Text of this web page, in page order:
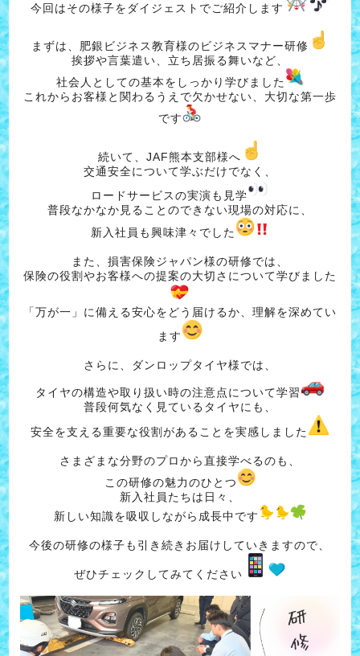
今回はその様子をダイジェストでご紹介します
まずは、肥銀ビジネス教育様のビジネスマナー研修
挨拶や言葉遣い、立ち居振る舞いなど、
社会人としての基本をしっかり学びました
これからお客様と関わるうえで欠かせない、大切な第一歩
です
続いて、JAF熊本支部様へ
交通安全について学ぶだけでなく、
ロードサービスの実演も見学
普段なかなか見ることのできない現場の対応に、
新入社員も興味津々でした
また、損害保険ジャパン様の研修では、
保険の役割やお客様への提案の大切さについて学びました
「万が一」に備える安心をどう届けるか、理解を深めてい
ます
さらに、ダンロップタイヤ様では、
タイヤの構造や取り扱い時の注意点について学習
普段何気なく見ているタイヤにも、
安全を支える重要な役割があることを実感しました
さまざまな分野のプロから直接学べるのも、
この研修の魅力のひとつ
新入社員たちは日々、
新しい知識を吸収しながら成長中です
今後の研修の様子も引き続きお届けしていきますので、
ぜひチェックしてみてください